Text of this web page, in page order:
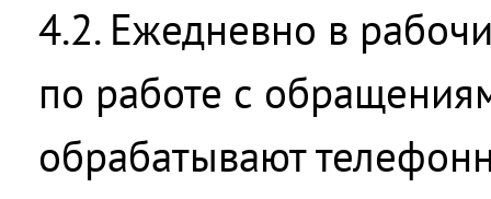
4.2. Ежедневно в
по работе с
обрабатывают